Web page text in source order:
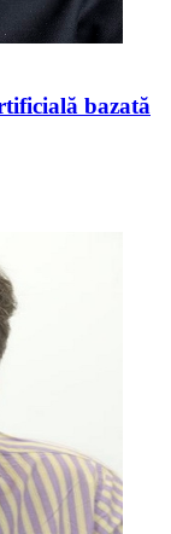
bazată